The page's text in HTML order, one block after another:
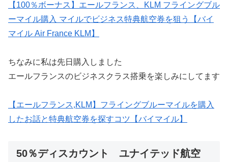
【100％ボーナス】エールフランス、KLM フライングブル
ーマイル購入 マイルでビジネス特典航空券を狙う【バイ
マイル Air France KLM】
ちなみに私は先日購入しました
エールフランスのビジネスクラス搭乗を楽しみにしてます
【エールフランス,KLM】フライングブルーマイルを購入
したお話と特典航空券を探すコツ【バイマイル】
50％ディスカウント ユナイテッド航空